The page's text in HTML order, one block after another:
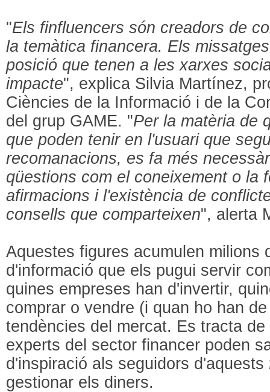
"Els finfluencers són creadors de
la temàtica financera. Els
posició que tenen a les xarxes
impacte", explica Silvia Martínez,
Ciències de la Informació i de la
del grup GAME. "Per la matèria de
que poden tenir en l'usuari que
recomanacions, es fa més
qüestions com el coneixement o la
afirmacions i l'existència de
consells que comparteixen", alerta
Aquestes figures acumulen milions
d'informació que els pugui servir
quines empreses han d'invertir,
comprar o vendre (i quan ho han
tendències del mercat. Es tracta
experts del sector financer poden
d'inspiració als seguidors d'aquests
gestionar els diners.